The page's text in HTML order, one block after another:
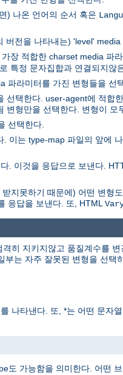
) 나온 언어의 순서 혹은
버전을 나타내는) 'level' media
장 적합한 charset media 파
특정 문자집합과 연결되지않
파라미터를 가진 변형들을 선
선택한다. user-agent에 적합
변형만을 선택한다. 변형이
선택한다.
. 이는 type-map 파일의 앞에
. 이것을 응답으로 보낸다.
지못하기 때문에) 어떤 변
응답을 보낸다. 또, HTML
히 지키지않고 품질계수를
부는 자주 잘못된 변형을 선택
나타낸다. 또, *는 어떤 문자
도 가능함을 의미한다. 어떤